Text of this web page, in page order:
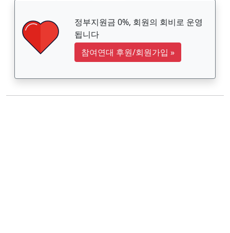
정부지원금 0%, 회원의 회비로 운영
됩니다
참여연대 후원/회원가입 »